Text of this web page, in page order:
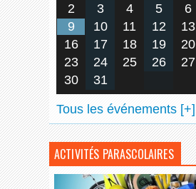
2
3 4 5 6
9
10 11 12 13
16
17 18 19 20
23
24 25 26 27
30
31
Tous les événements [+]
ACTIVITÉS PARASCOLAIRES